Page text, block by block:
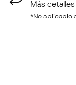
Más
*No aplicable